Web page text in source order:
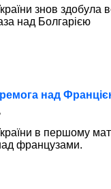
знов здобула
над Болгарією
над
в першому
французами.